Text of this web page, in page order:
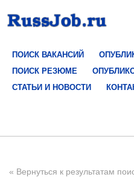
ПОИСК ВАКАНСИЙ
ПОИСК РЕЗЮМЕ
СТАТЬИ И НОВОСТИ
« Вернуться к результатам